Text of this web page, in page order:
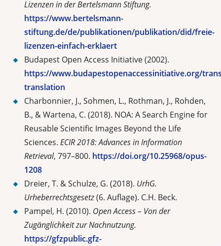
Lizenzen in der Bertelsmann Stiftung.
https://www.bertelsmann-
stiftung.de/de/publikationen/publikation/did/freie-
lizenzen-einfach-erklaert
Budapest Open Access Initiative (2002).
https://www.budapestopenaccessinitiative.org/
translation
Charbonnier, J., Sohmen, L., Rothman, J., Rohden,
B., & Wartena, C. (2018). NOA: A Search Engine for
Reusable Scientific Images Beyond the Life
Sciences. ECIR 2018: Advances in Information
Retrieval, 797–800. https://doi.org/10.25968/opus-
1208
Dreier, T. & Schulze, G. (2018). UrhG.
Urheberrechtsgesetz(6. Auflage). C.H. Beck.
Pampel, H. (2010). Open Access – Von der
Zugänglichkeit zur Nachnutzung.
https://gfzpublic.gfz-